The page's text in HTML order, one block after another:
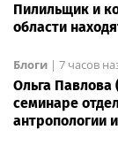
Пилильщик и
области
Блоги | 7 часов
Ольга Павлова
семинаре
антропологии